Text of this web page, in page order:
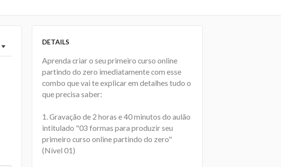
DETAILS
Aprenda criar o seu primeiro curso online
partindo do zero imediatamente com esse
combo que vai te explicar em detalhes tudo o
que precisa saber:
1. Gravação de 2 horas e 40 minutos do aulão
intitulado "03 formas para produzir seu
primeiro curso online partindo do zero"
(Nível 01)